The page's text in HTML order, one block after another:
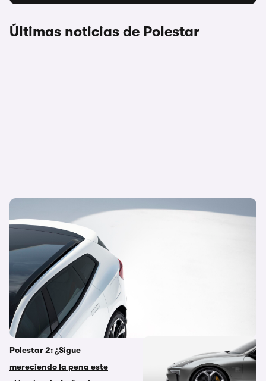
Últimas noticias de Polestar
Polestar confirma su próximo bombazo
eléctrico: un nuevo SUV deportivo con 630
km de autonomía que ya tiene fecha
Polestar 2: ¿Sigue
mereciendo la pena este
Primeras impresiones: el
nuevo Polestar 5 es